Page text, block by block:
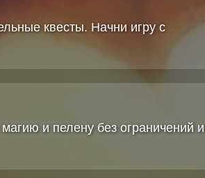
квесты. Начни игру с
и пелену без ограничений и